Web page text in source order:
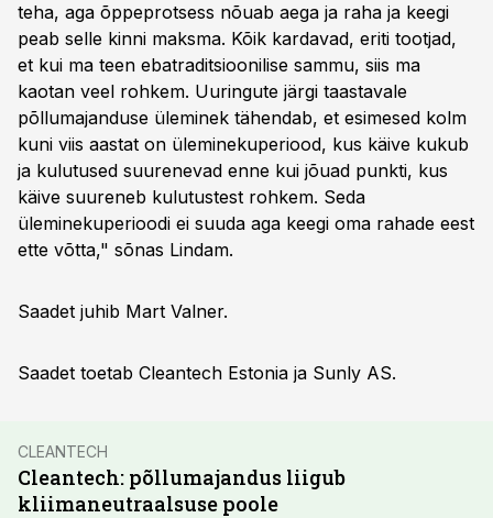
teha, aga õppeprotsess nõuab aega ja raha ja keegi
peab selle kinni maksma. Kõik kardavad, eriti tootjad,
et kui ma teen ebatraditsioonilise sammu, siis ma
kaotan veel rohkem. Uuringute järgi taastavale
põllumajanduse üleminek tähendab, et esimesed kolm
kuni viis aastat on üleminekuperiood, kus käive kukub
ja kulutused suurenevad enne kui jõuad punkti, kus
käive suureneb kulutustest rohkem. Seda
üleminekuperioodi ei suuda aga keegi oma rahade eest
ette võtta," sõnas Lindam.
Saadet juhib Mart Valner.
Saadet toetab Cleantech Estonia ja Sunly AS.
CLEANTECH
Cleantech: põllumajandus liigub
kliimaneutraalsuse poole